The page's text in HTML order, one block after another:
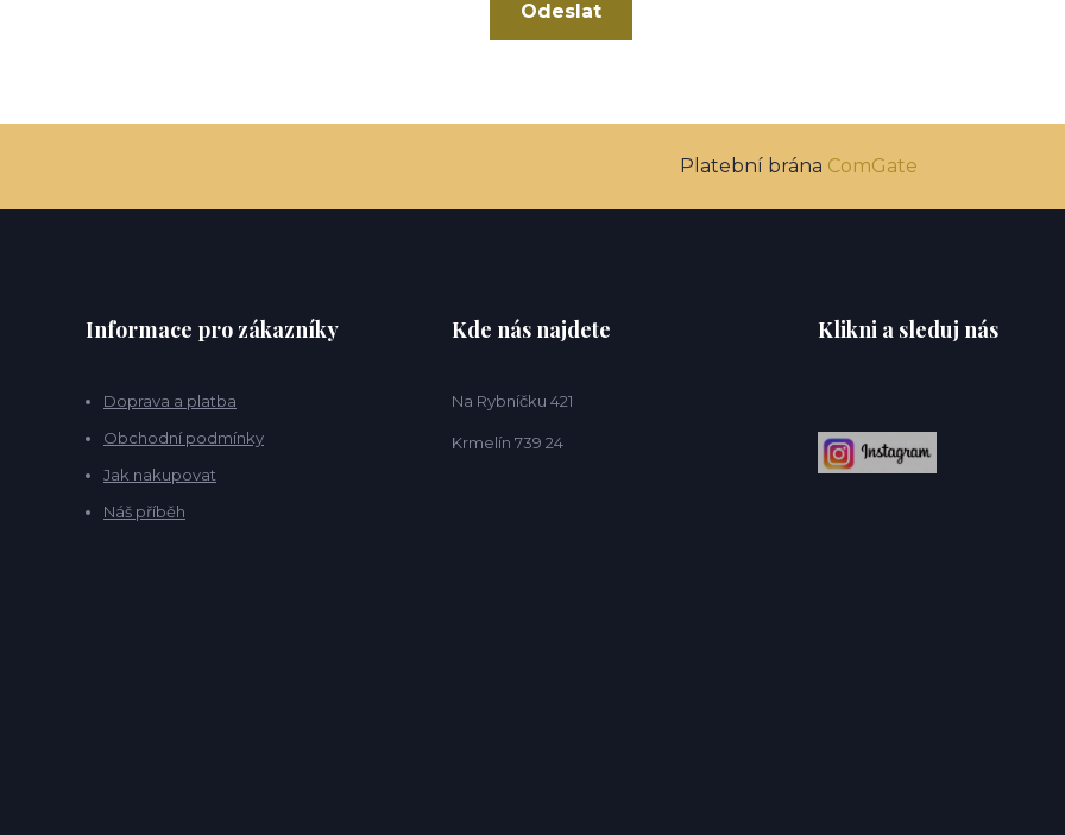
Platební brána ComGate
Informace pro zákazníky
Doprava a platba
Obchodní podmínky
Jak nakupovat
Náš příběh
Kde nás najdete
Na Rybníčku 421
Krmelín 739 24
Klikni a sleduj nás